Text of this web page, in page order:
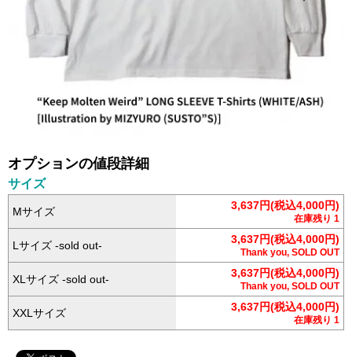
オプションの値段詳細
サイズ
Mサイズ 3,637円(税込4,000円)
在庫残り 1
Lサイズ -sold out- 3,637円(税込4,000円)
Thank you, SOLD OUT
XLサイズ -sold out- 3,637円(税込4,000円)
Thank you, SOLD OUT
XXLサイズ 3,637円(税込4,000円)
在庫残り 1